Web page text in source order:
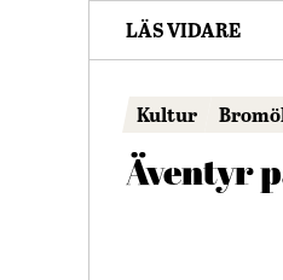
LÄS VIDARE
Kultur
Äventyr